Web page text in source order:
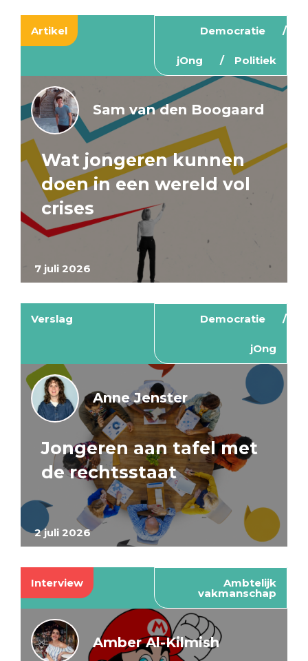
Artikel Democratie
jOng Politiek
7 juli 2026
Sam van den Boogaard
Wat jongeren kunnen
doen in een wereld vol
crises
Verslag Democratie
jOng
2 juli 2026
Anne Jenster
Jongeren aan tafel met
de rechtsstaat
Interview Ambtelijk
vakmanschap
Amber Al-Kilmish